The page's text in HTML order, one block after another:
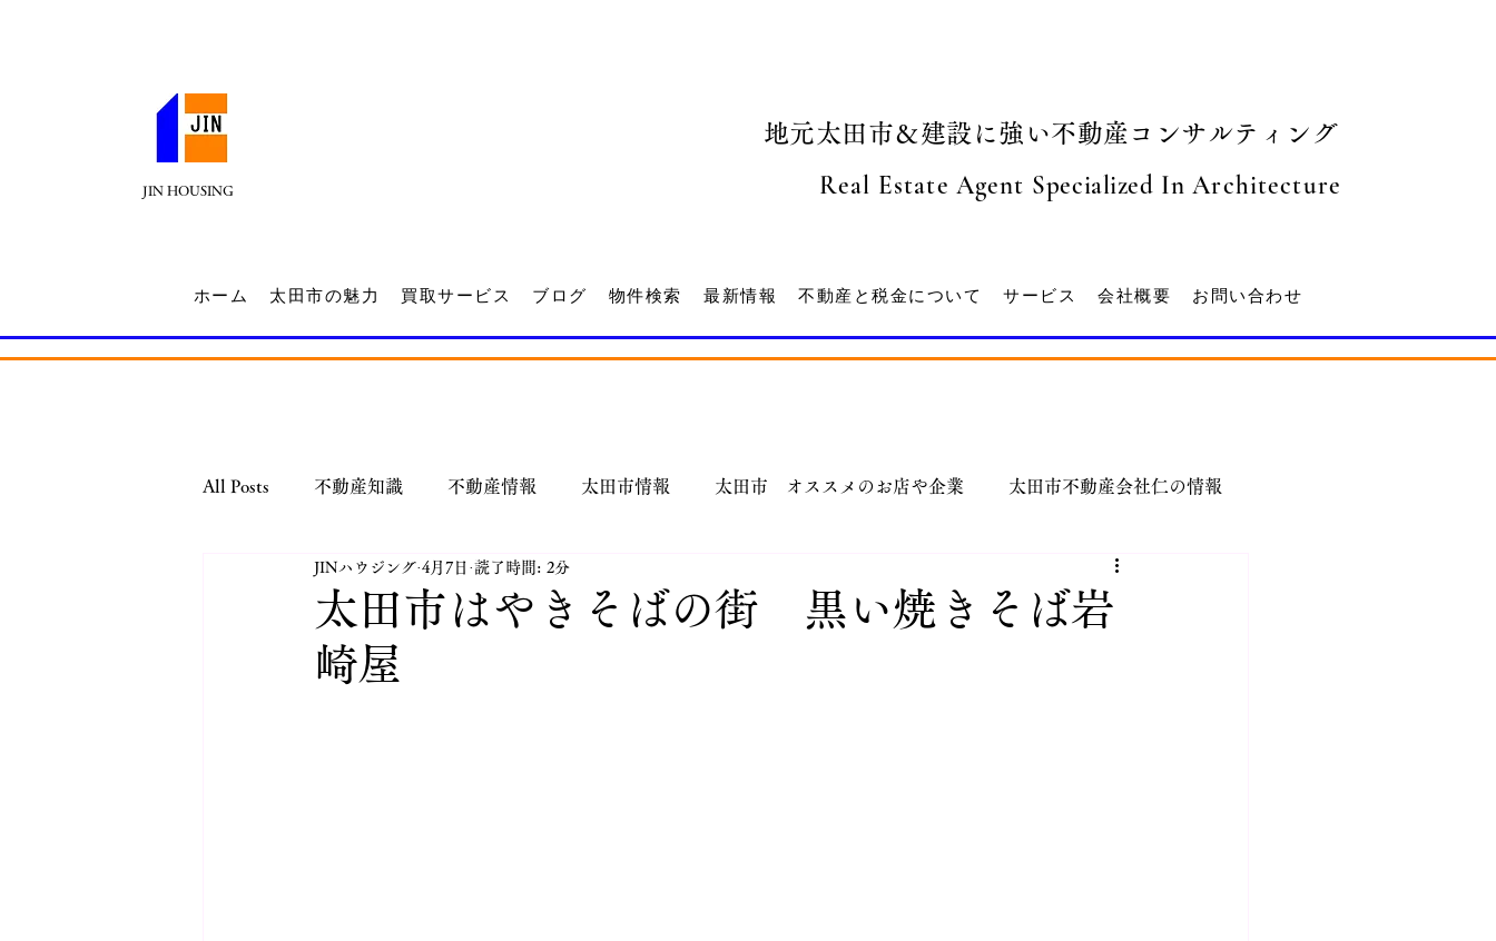
JIN HOUSING
地元太田市＆建設に強い不動産コンサルティング
Real Estate Agent Specialized In Architecture
ホーム 太田市の魅力 買取サービス ブログ 物件検索 最新情報 不動産と税金について サービス 会社概要 お問い合わせ
All Posts 不動産知識 不動産情報 太田市情報 太田市 オススメのお店や企業 太田市不動産会社仁の情報
太田市JINハウジングINFO 太田市JINハウジングHP更新
活動紹介 太田市YEG
太田市はやきそばの街 黒い焼きそば岩
崎屋
JINハウジング 4月7日 読了時間: 2分